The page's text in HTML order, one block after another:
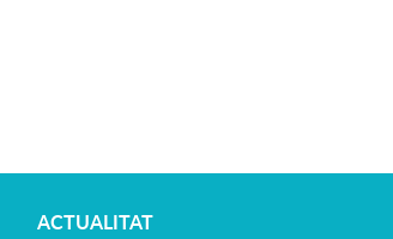
ACTUALITAT